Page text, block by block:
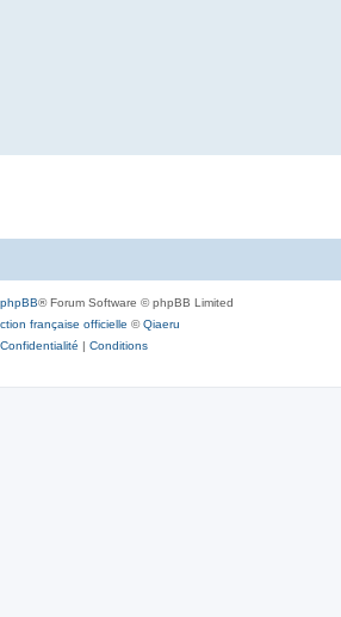
phpBB® Forum Software © phpBB Limited
française officielle ©Qiaeru
Confidentialité | Conditions